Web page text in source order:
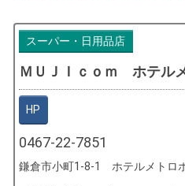
スーパー・日用品店
ＭＵＪＩｃｏｍ ホテル
HP
0467-22-7851
鎌倉市小町1-8-1 ホテルメトロ